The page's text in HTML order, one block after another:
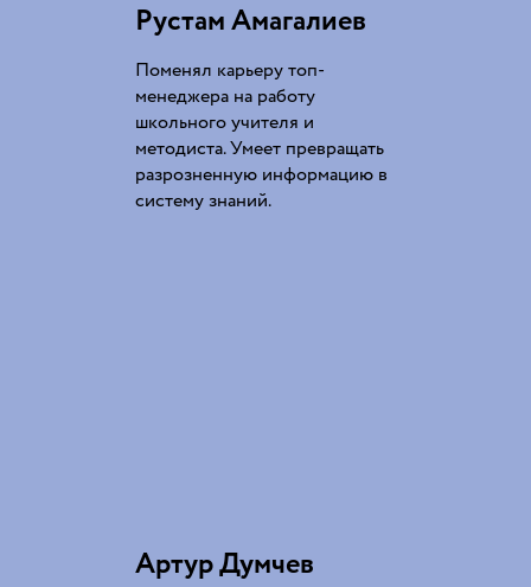
Рустам Амагалиев
Поменял карьеру топ-
менеджера на работу
школьного учителя и
методиста. Умеет превращать
разрозненную информацию в
систему знаний.
Артур Думчев